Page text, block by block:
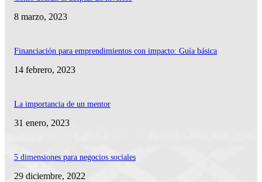
8 marzo, 2023
Financiación para emprendimientos con impacto: Guía básica
14 febrero, 2023
La importancia de un mentor
31 enero, 2023
5 dimensiones para negocios sociales
29 diciembre, 2022